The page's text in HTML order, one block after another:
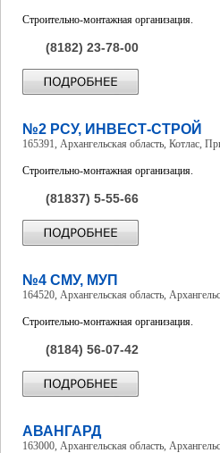
Строительно-монтажная организация.
(8182) 23-78-00
№2 РСУ, ИНВЕСТ-СТРОЙ
165391, Архангельская область, Котлас,
Строительно-монтажная организация.
(81837) 5-55-66
№4 СМУ, МУП
164520, Архангельская область,
Строительно-монтажная организация.
(8184) 56-07-42
АВАНГАРД
163000, Архангельская область,